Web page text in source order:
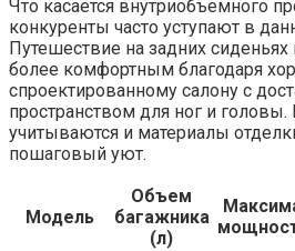
Что касается внутриобъемного
конкуренты часто уступают в
Путешествие на задних
более комфортным благодаря
спроектированному салону с
пространством для ног и головы.
учитываются и материалы
пошаговый уют.
Модель
Объем
багажника
(л)